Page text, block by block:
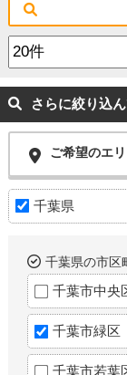
さらに絞り込
ご希望のエ
千葉県
千葉県の市区
千葉市中央
千葉市緑区
千葉市若葉